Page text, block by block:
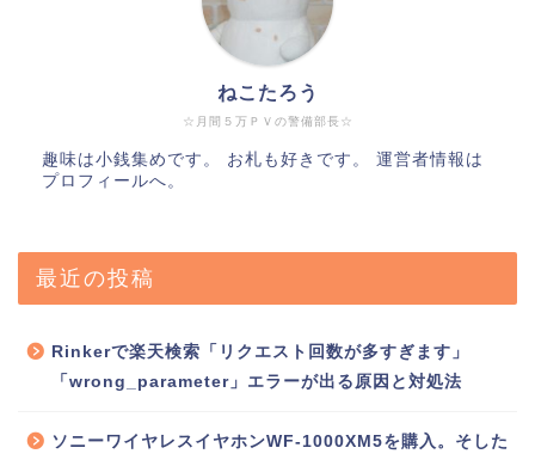
☆月間５万ＰＶの警備部長☆
ねこたろう
趣味は小銭集めです。 お札も好きです。 運営者情報は
プロフィールへ。
最近の投稿
Rinkerで楽天検索「リクエスト回数が多すぎます」
「wrong_parameter」エラーが出る原因と対処法
ソニーワイヤレスイヤホンWF-1000XM5を購入。そした